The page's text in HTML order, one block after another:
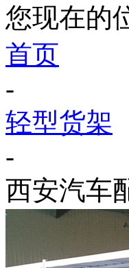
您现在的
首页
-
轻型货架
-
西安汽车